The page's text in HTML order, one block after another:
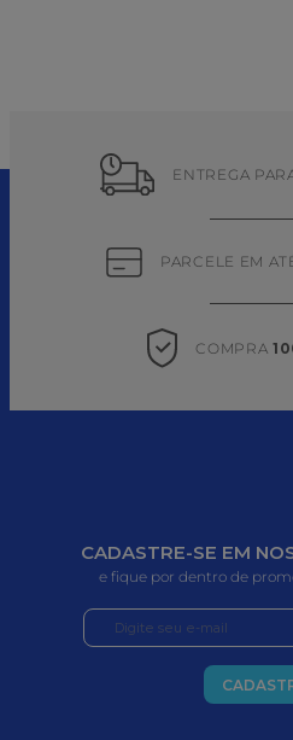
ENTREGA
PARCELE EM
COMPRA
CADASTRE-SE EM
e fique por dentro de